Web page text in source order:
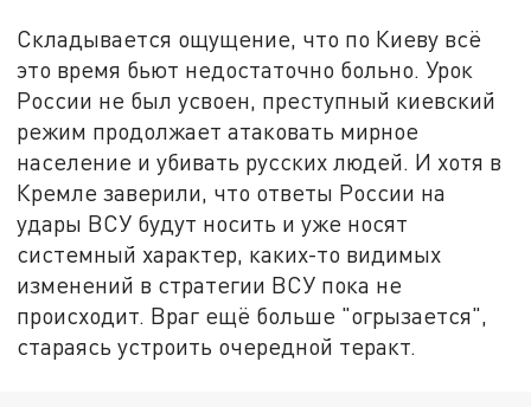
Складывается ощущение, что по Киеву всё
это время бьют недостаточно больно. Урок
России не был усвоен, преступный киевский
режим продолжает атаковать мирное
население и убивать русских людей. И хотя в
Кремле заверили, что ответы России на
удары ВСУ будут носить и уже носят
системный характер, каких-то видимых
изменений в стратегии ВСУ пока не
происходит. Враг ещё больше "огрызается",
стараясь устроить очередной теракт.